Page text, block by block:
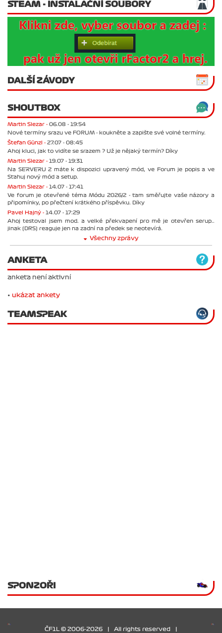
STEAM - INSTALAČNÍ SOUBORY
DALŠÍ ZÁVODY
SHOUTBOX
Martin Slezar - 06.08 - 19:54
Nové termíny srazu ve FORUM - koukněte a zapište své volné termíny.
Štefan Günzl - 27.07 - 08:45
Ahoj kluci, jak to vidíte se srazem ? Už je nějaký termín? Díky
Martin Slezar - 19.07 - 19:31
Na SERVERU 2 máte k dispozici upravený mód, ve Forum je popis a ve
Stahuj nový mód a setup.
Martin Slezar - 14.07 - 17:41
Ve forum je otevřené téma Módu 2026/2 - tam směřujte vaše názory a
připomínky, po přečtení krátkého příspěvku. Díky
Pavel Hajný - 14.07 - 17:29
Ahoj testoval jsem mod. a velké překvapení pro mě je otevřen serup..
jinak (DRS) reaguje jen na zadní na předek se neotevírá.
Všechny zprávy
ANKETA
anketa není aktivní
• ukázat ankety
TEAMSPEAK
SPONZOŘI
ČF1L © 2006-2026 All rights reserved